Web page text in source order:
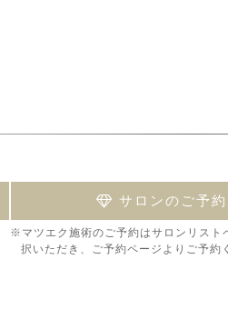
サロンのご予
※マツエク施術のご予約はサロンリスト
択いただき、ご予約ページよりご予約